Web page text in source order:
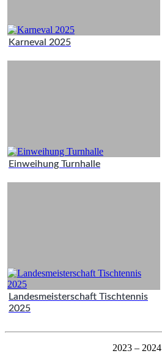
Karneval 2025
Einweihung Turnhalle
Landesmeisterschaft Tischtennis
2025
2023 – 2024